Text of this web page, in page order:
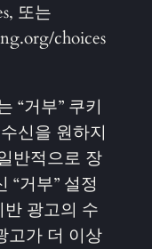
또는
choices
“거부” 쿠키
신을 원하지
반적으로 장
“거부” 설정
광고의 수
고가 더 이상